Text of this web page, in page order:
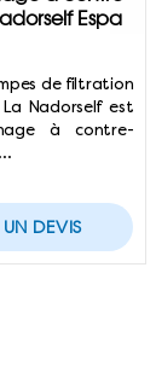
Espa
de filtration
Nadorself est
à contre-
DEVIS